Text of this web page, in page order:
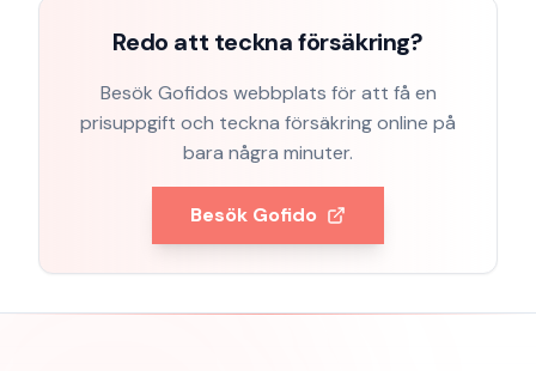
Redo att teckna försäkring?
Besök Gofidos webbplats för att få en
prisuppgift och teckna försäkring online på
bara några minuter.
Besök Gofido